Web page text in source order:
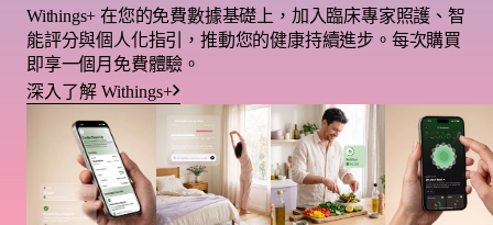
Withings+ 在您的免費數據基礎上，加入臨床專家照護、智
能評分與個人化指引，推動您的健康持續進步。每次購買
即享一個月免費體驗。
深入了解 Withings+